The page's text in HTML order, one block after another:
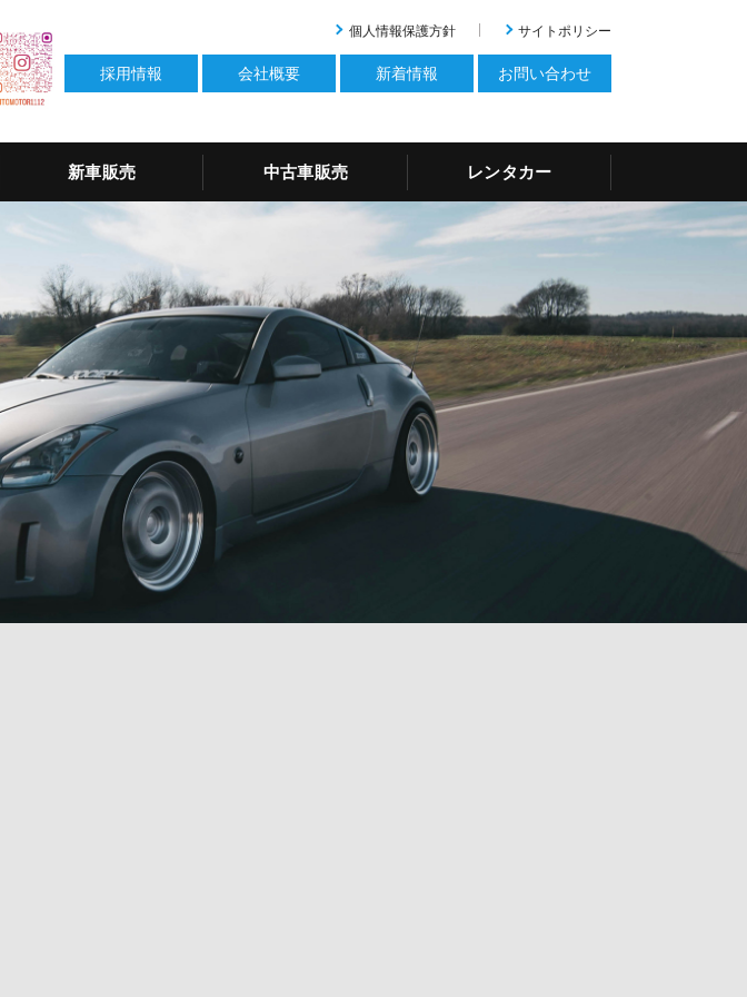
個人情報保護方針 サイトポリシー
採用情報 会社概要 新着情報 お問い合わせ
新車販売 中古車販売 レンタカー